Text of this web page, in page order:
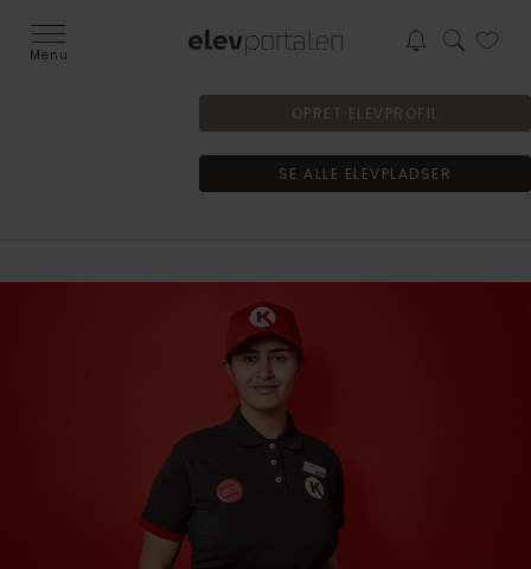
Menu
OPRET ELEVPROFIL
SE ALLE ELEVPLADSER